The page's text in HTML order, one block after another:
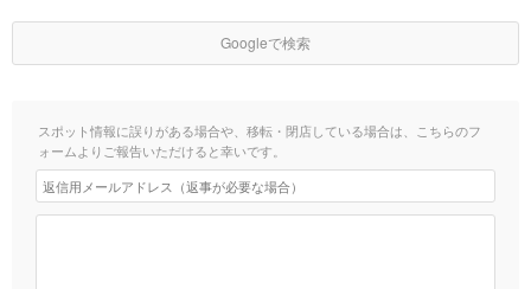
Googleで検索
スポット情報に誤りがある場合や、移転・閉店している場合は、こちらのフ
ォームよりご報告いただけると幸いです。